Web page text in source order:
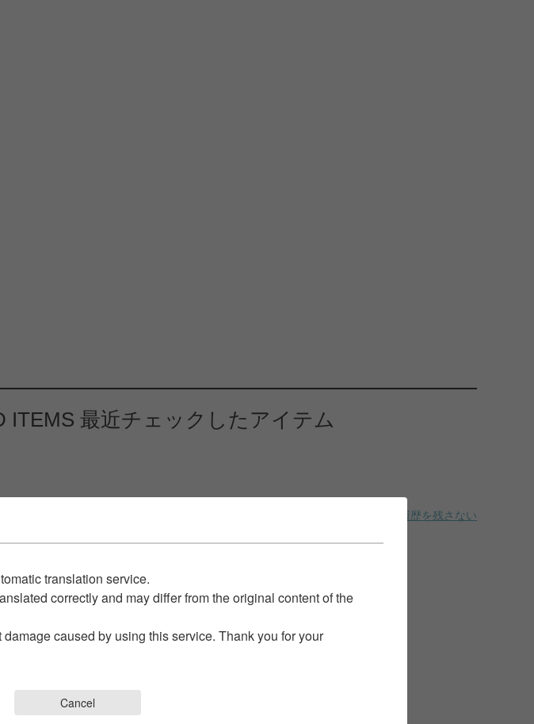
ITEMS 最近チェックしたアイテム
履歴を残さない
translation service.
correctly and may differ from the original content of the
caused by using this service. Thank you for your
Cancel